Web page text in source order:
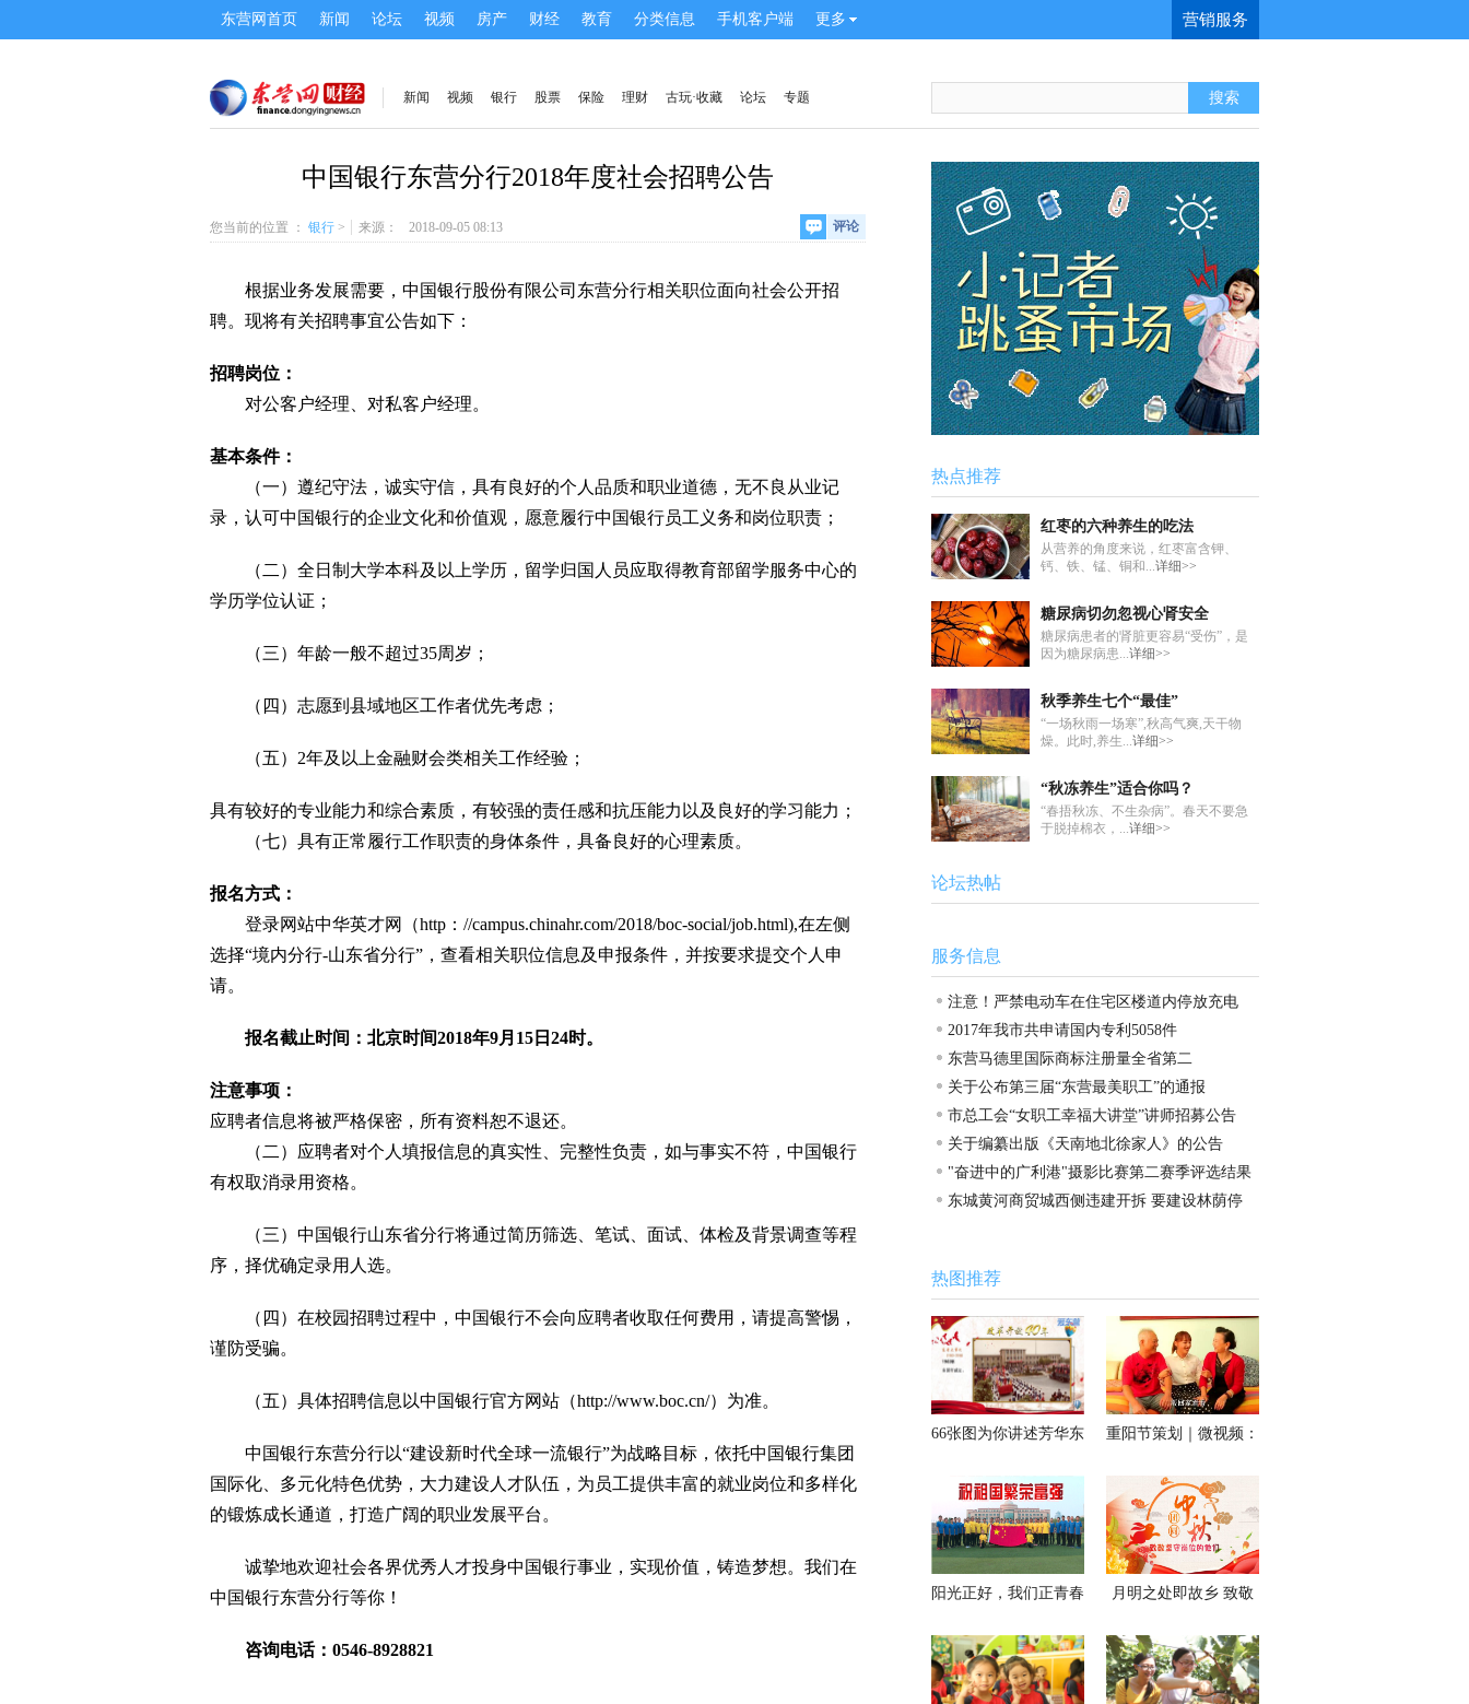
营销服务
东营网首页 新闻 论坛 视频 房产 财经 教育 分类信息 手机客户端 更多
新闻 视频 银行 股票 保险 理财 古玩·收藏 论坛 专题
中国银行东营分行2018年度社会招聘公告
您当前的位置 ： 银行 > 来源： 2018-09-05 08:13 评论
根据业务发展需要，中国银行股份有限公司东营分行相关职位面向社会公开招
聘。现将有关招聘事宜公告如下：
招聘岗位：
对公客户经理、对私客户经理。
基本条件：
（一）遵纪守法，诚实守信，具有良好的个人品质和职业道德，无不良从业记
录，认可中国银行的企业文化和价值观，愿意履行中国银行员工义务和岗位职责；
（二）全日制大学本科及以上学历，留学归国人员应取得教育部留学服务中心的
学历学位认证；
（三）年龄一般不超过35周岁；
（四）志愿到县域地区工作者优先考虑；
（五）2年及以上金融财会类相关工作经验；
具有较好的专业能力和综合素质，有较强的责任感和抗压能力以及良好的学习能力；
（七）具有正常履行工作职责的身体条件，具备良好的心理素质。
报名方式：
登录网站中华英才网（http：//campus.chinahr.com/2018/boc-social/job.html),在左侧
选择“境内分行-山东省分行”，查看相关职位信息及申报条件，并按要求提交个人申
请。
报名截止时间：北京时间2018年9月15日24时。
注意事项：
应聘者信息将被严格保密，所有资料恕不退还。
（二）应聘者对个人填报信息的真实性、完整性负责，如与事实不符，中国银行
有权取消录用资格。
（三）中国银行山东省分行将通过简历筛选、笔试、面试、体检及背景调查等程
序，择优确定录用人选。
（四）在校园招聘过程中，中国银行不会向应聘者收取任何费用，请提高警惕，
谨防受骗。
（五）具体招聘信息以中国银行官方网站（http://www.boc.cn/）为准。
中国银行东营分行以“建设新时代全球一流银行”为战略目标，依托中国银行集团
国际化、多元化特色优势，大力建设人才队伍，为员工提供丰富的就业岗位和多样化
的锻炼成长通道，打造广阔的职业发展平台。
诚挚地欢迎社会各界优秀人才投身中国银行事业，实现价值，铸造梦想。我们在
中国银行东营分行等你！
咨询电话：0546-8928821
热点推荐
红枣的六种养生的吃法
从营养的角度来说，红枣富含钾、
钙、铁、锰、铜和...详细>>
糖尿病切勿忽视心肾安全
糖尿病患者的肾脏更容易“受伤”，是
因为糖尿病患...详细>>
秋季养生七个“最佳”
“一场秋雨一场寒”,秋高气爽,天干物
燥。此时,养生...详细>>
“秋冻养生”适合你吗？
“春捂秋冻、不生杂病”。春天不要急
于脱掉棉衣，...详细>>
论坛热帖
服务信息
注意！严禁电动车在住宅区楼道内停放充电
2017年我市共申请国内专利5058件
东营马德里国际商标注册量全省第二
关于公布第三届“东营最美职工”的通报
市总工会“女职工幸福大讲堂”讲师招募公告
关于编纂出版《天南地北徐家人》的公告
"奋进中的广利港"摄影比赛第二赛季评选结果
东城黄河商贸城西侧违建开拆 要建设林荫停
热图推荐
66张图为你讲述芳华东
营春天的故事
重阳节策划｜微视频：
常回家看看
阳光正好，我们正青春 月明之处即故乡 致敬
坚守岗位的他们